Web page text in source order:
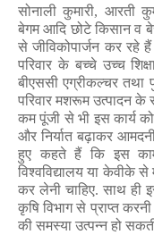
सोनाली कुमारी, आरती
बेगम आदि छोटे किसान व
से जीविकोपार्जन कर रहे
परिवार के बच्चे उच्च
बीएससी एग्रीकल्चर तथा
परिवार मशरूम उत्पादन
कम पूंजी से भी इस कार्य
और निर्यात बढ़ाकर
हुए कहते हैं कि इस
विश्वविद्यालय या केवीके
कर लेनी चाहिए. साथ ही
कृषि विभाग से प्राप्त
की समस्या उत्पन्न हो